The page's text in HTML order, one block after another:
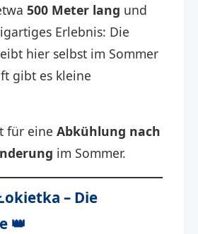
500 Meter lang und
Erlebnis: Die
hier selbst im Sommer
gibt es kleine
für eine Abkühlung nach
im Sommer.
– Die
👑